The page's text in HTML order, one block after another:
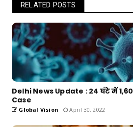
RELATED POSTS
Delhi News Update : 24 घंटे में
Case
Global Vision April 30, 2022